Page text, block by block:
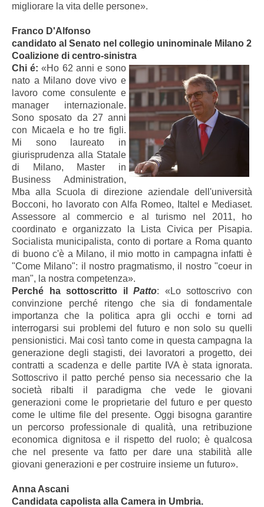
migliorare la vita delle persone».
Franco D'Alfonso
candidato al Senato nel collegio uninominale Milano 2
Coalizione di centro-sinistra
Chi é:«Ho 62 anni e sono
nato a Milano dove vivo e
lavoro come consulente e
manager internazionale.
Sono sposato da 27 anni
con Micaela e ho tre figli.
Mi sono laureato in
giurisprudenza alla Statale
di Milano, Master in
Business Administration,
Mba alla Scuola di direzione aziendale dell'università
Bocconi, ho lavorato con Alfa Romeo, Italtel e Mediaset.
Assessore al commercio e al turismo nel 2011, ho
coordinato e organizzato la Lista Civica per Pisapia.
Socialista municipalista, conto di portare a Roma quanto
di buono c'è a Milano, il mio motto in campagna infatti è
"Come Milano": il nostro pragmatismo, il nostro "coeur in
man", la nostra competenza».
Perché ha sottoscritto ilPatto: «Lo sottoscrivo con
convinzione perché ritengo che sia di fondamentale
importanza che la politica apra gli occhi e torni ad
interrogarsi sui problemi del futuro e non solo su quelli
pensionistici. Mai così tanto come in questa campagna la
generazione degli stagisti, dei lavoratori a progetto, dei
contratti a scadenza e delle partite IVA è stata ignorata.
Sottoscrivo il patto perché penso sia necessario che la
società ribalti il paradigma che vede le giovani
generazioni come le proprietarie del futuro e per questo
come le ultime file del presente. Oggi bisogna garantire
un percorso professionale di qualità, una retribuzione
economica dignitosa e il rispetto del ruolo; è qualcosa
che nel presente va fatto per dare una stabilità alle
giovani generazioni e per costruire insieme un futuro».
Anna Ascani
Candidata capolista alla Camera in Umbria.